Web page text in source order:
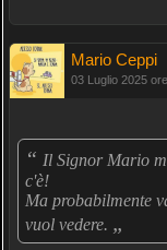
Mario Ceppi
03 Luglio 2025
“ Il Signor Mario
c'è!
Ma probabilmente
vuol vedere. „